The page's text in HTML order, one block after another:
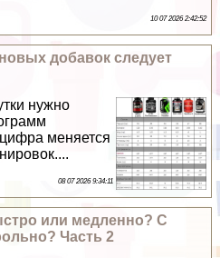
10 07 2026 2:42:52
добавок следует
нужно
меняется
08 07 2026 9:34:11
или медленно? С
Часть 2